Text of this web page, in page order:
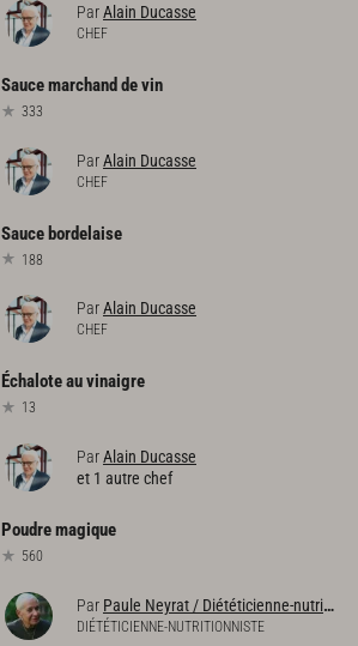
ParAlain Ducasse
CHEF
Saucemarchand devin
333
ParAlain Ducasse
CHEF
Sauce bordelaise
188
ParAlain Ducasse
CHEF
Échaloteauvinaigre
13
ParAlain Ducasse
et 1 autre chef
Poudremagique
560
Par Paule Neyrat / Diététicienne-nutritionniste
DIÉTÉTICIENNE-NUTRITIONNISTE